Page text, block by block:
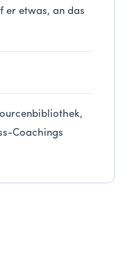
er etwas, an das
Coachings